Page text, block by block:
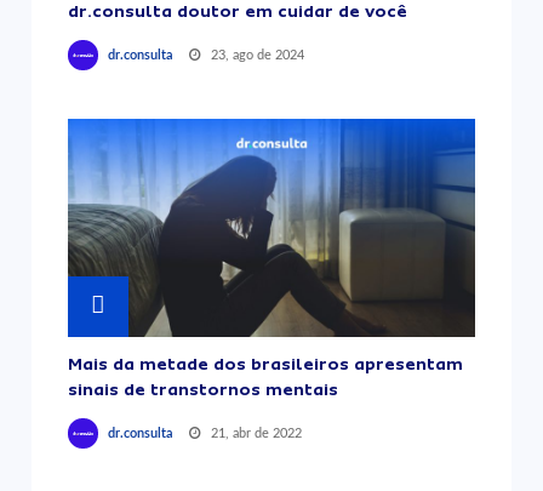
dr.consulta doutor em cuidar de você
dr.consulta 23, ago de 2024
Mais da metade dos brasileiros apresentam
sinais de transtornos mentais
dr.consulta 21, abr de 2022